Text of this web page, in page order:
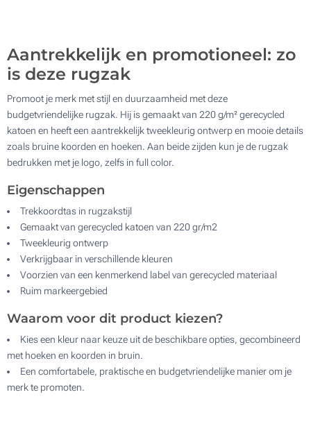
Aantrekkelijk en promotioneel: zo
is deze rugzak
Promoot je merk met stijl en duurzaamheid met deze
budgetvriendelijke rugzak. Hij is gemaakt van 220 g/m² gerecycled
katoen en heeft een aantrekkelijk tweekleurig ontwerp en mooie details
zoals bruine koorden en hoeken. Aan beide zijden kun je de rugzak
bedrukken met je logo, zelfs in full color.
Eigenschappen
Trekkoordtas in rugzakstijl
Gemaakt van gerecycled katoen van 220 gr/m2
Tweekleurig ontwerp
Verkrijgbaar in verschillende kleuren
Voorzien van een kenmerkend label van gerecycled materiaal
Ruim markeergebied
Waarom voor dit product kiezen?
Kies een kleur naar keuze uit de beschikbare opties, gecombineerd
met hoeken en koorden in bruin.
Een comfortabele, praktische en budgetvriendelijke manier om je
merk te promoten.